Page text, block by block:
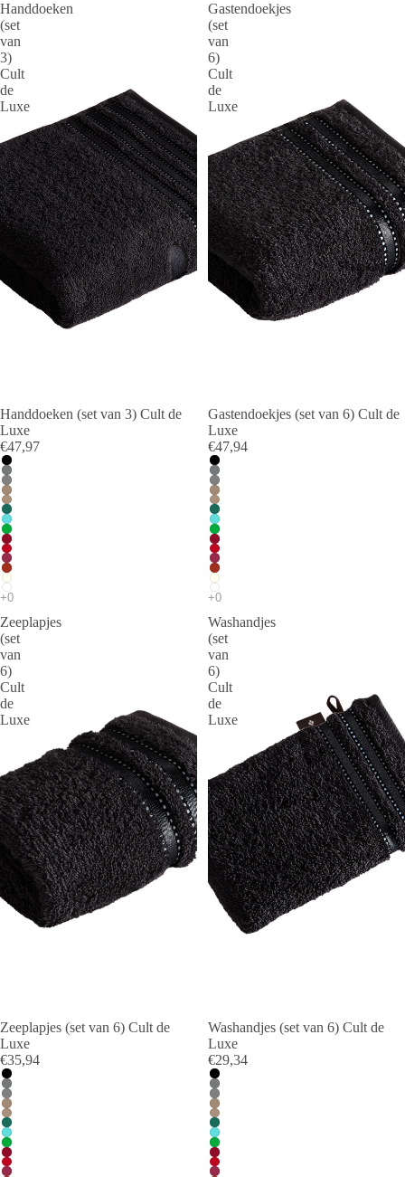
Slaapkamer
Handdoeken
(set
van
3)
Cult
de
Luxe
Handdoeken (set van 3) Cult de
Luxe
€47,97
Gastendoekjes
(set
van
6)
Cult
de
Luxe
Gastendoekjes (set van 6) Cult de
Luxe
€47,94
Zeeplapjes
(set
van
6)
Cult
de
Luxe
Zeeplapjes (set van 6) Cult de
Luxe
€35,94
Washandjes
(set
van
6)
Cult
de
Luxe
Washandjes (set van 6) Cult de
Luxe
€29,34